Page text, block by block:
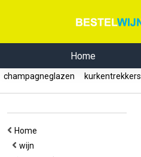
Home
champagneglazen kurkentrekkers
Home
wijn